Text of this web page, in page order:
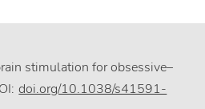
stimulation for obsessive–
doi.org/10.1038/s41591-